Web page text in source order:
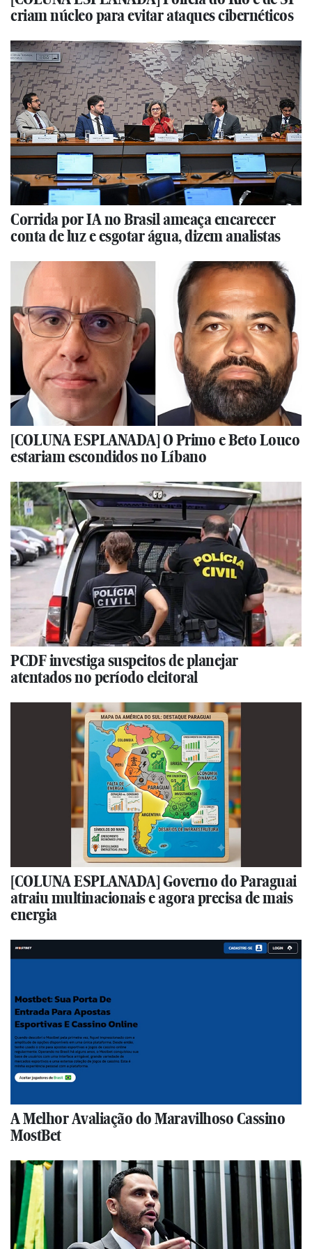
criam núcleo para evitar ataques cibernéticos
Corrida por IA no Brasil ameaça encarecer
conta de luz e esgotar água, dizem analistas
[COLUNA ESPLANADA] O Primo e Beto Louco
estariam escondidos no Líbano
PCDF investiga suspeitos de planejar
atentados no período eleitoral
[COLUNA ESPLANADA] Governo do Paraguai
atraiu multinacionais e agora precisa de mais
energia
A Melhor Avaliação do Maravilhoso Cassino
MostBet